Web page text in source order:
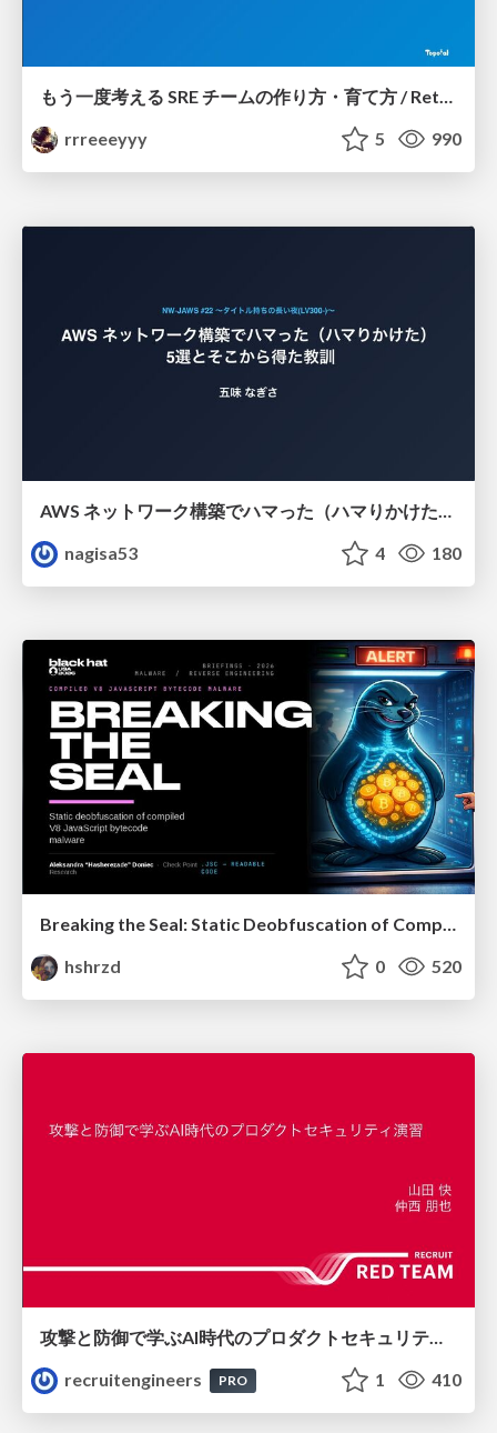
もう一度考える SRE チームの作り方・育て方 / Rethinking SRE #1: Building and Growing SRE Teams
rrreeeyyy
5 990
nagisa53
4 180
Breaking the Seal: Static Deobfuscation of Compiled V8 JavaScript Bytecode Malware
hshrzd
0 520
攻撃と防御で学ぶAI時代のプロダクトセキュリティ演習
recruitengineers
PRO 1 410